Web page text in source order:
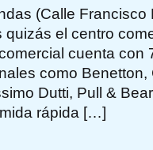
Rotondas
(Calle Francisco
quizás el centro
cuenta con
como Benetton,
Dutti, Pull &
rápida […]